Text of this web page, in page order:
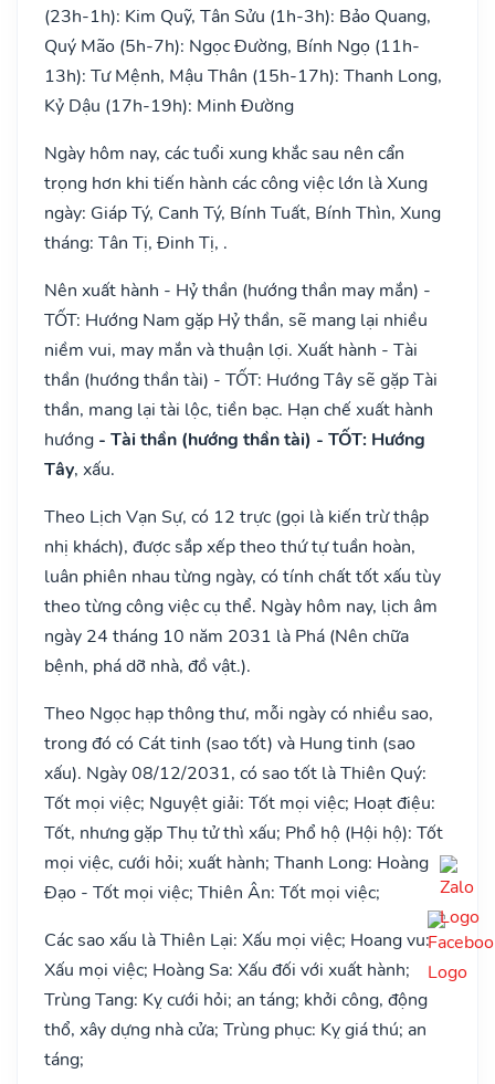
(23h-1h): Kim Quỹ, Tân Sửu (1h-3h): Bảo Quang,
Quý Mão (5h-7h): Ngọc Đường, Bính Ngọ (11h-
13h): Tư Mệnh, Mậu Thân (15h-17h): Thanh Long,
Kỷ Dậu (17h-19h): Minh Đường
Ngày hôm nay, các tuổi xung khắc sau nên cẩn
trọng hơn khi tiến hành các công việc lớn là Xung
ngày: Giáp Tý, Canh Tý, Bính Tuất, Bính Thìn, Xung
tháng: Tân Tị, Đinh Tị, .
Nên xuất hành - Hỷ thần (hướng thần may mắn) -
TỐT: Hướng Nam gặp Hỷ thần, sẽ mang lại nhiều
niềm vui, may mắn và thuận lợi. Xuất hành - Tài
thần (hướng thần tài) - TỐT: Hướng Tây sẽ gặp Tài
thần, mang lại tài lộc, tiền bạc. Hạn chế xuất hành
hướng - Tài thần (hướng thần tài) - TỐT: Hướng
Tây, xấu.
Theo Lịch Vạn Sự, có 12 trực (gọi là kiến trừ thập
nhị khách), được sắp xếp theo thứ tự tuần hoàn,
luân phiên nhau từng ngày, có tính chất tốt xấu tùy
theo từng công việc cụ thể. Ngày hôm nay, lịch âm
ngày 24 tháng 10 năm 2031 là Phá (Nên chữa
bệnh, phá dỡ nhà, đồ vật.).
Theo Ngọc hạp thông thư, mỗi ngày có nhiều sao,
trong đó có Cát tinh (sao tốt) và Hung tinh (sao
xấu). Ngày 08/12/2031, có sao tốt là Thiên Quý:
Tốt mọi việc; Nguyệt giải: Tốt mọi việc; Hoạt điệu:
Tốt, nhưng gặp Thụ tử thì xấu; Phổ hộ (Hội hộ): Tốt
mọi việc, cưới hỏi; xuất hành; Thanh Long: Hoàng
Đạo - Tốt mọi việc; Thiên Ân: Tốt mọi việc;
Các sao xấu là Thiên Lại: Xấu mọi việc; Hoang vu:
Xấu mọi việc; Hoàng Sa: Xấu đối với xuất hành;
Trùng Tang: Kỵ cưới hỏi; an táng; khởi công, động
thổ, xây dựng nhà cửa; Trùng phục: Kỵ giá thú; an
táng;